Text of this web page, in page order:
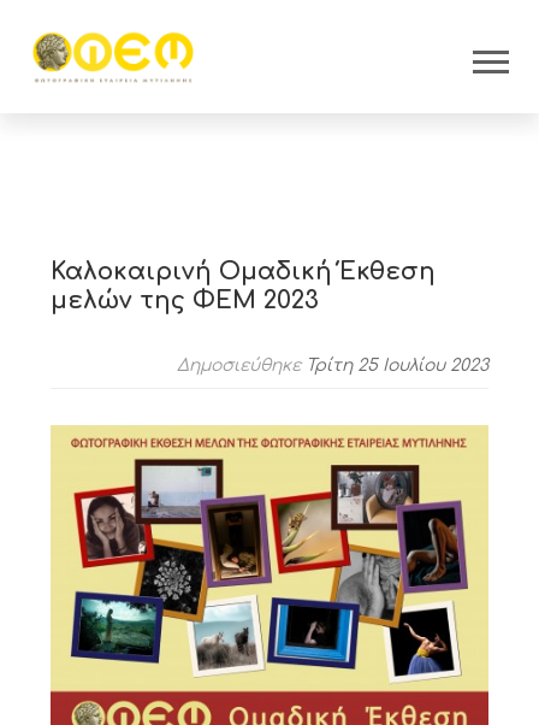
Καλοκαιρινή Ομαδική Έκθεση
μελών της ΦΕΜ 2023
Δημοσιεύθηκε Τρίτη 25 Ιουλίου 2023